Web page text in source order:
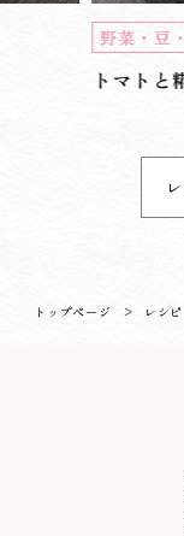
野菜・豆
トマトと
トップページ > レシピ